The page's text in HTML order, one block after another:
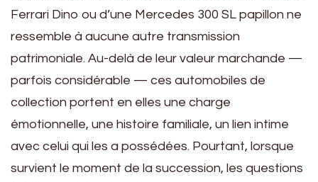
Ferrari Dino ou d’une Mercedes 300 SL papillon ne
ressemble à aucune autre transmission
patrimoniale. Au-delà de leur valeur marchande —
parfois considérable — ces automobiles de
collection portent en elles une charge
émotionnelle, une histoire familiale, un lien intime
avec celui qui les a possédées. Pourtant, lorsque
survient le moment de la succession, les questions